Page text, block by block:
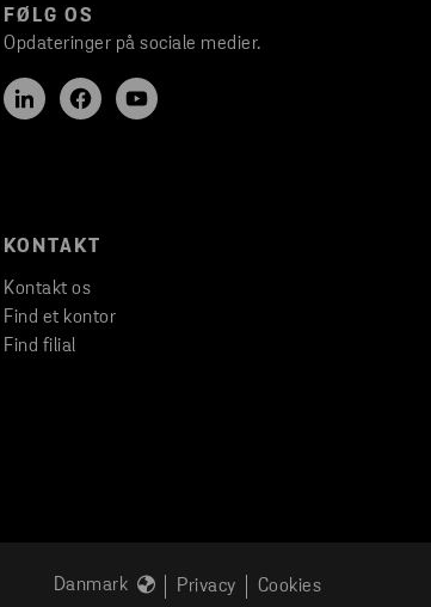
FØLG OS
Opdateringer på sociale medier.
KONTAKT
Kontakt os
Find et kontor
Find filial
Danmark Privacy Cookies